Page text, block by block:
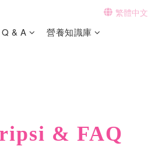
繁體中文
& A 營養知識庫
& FAQ